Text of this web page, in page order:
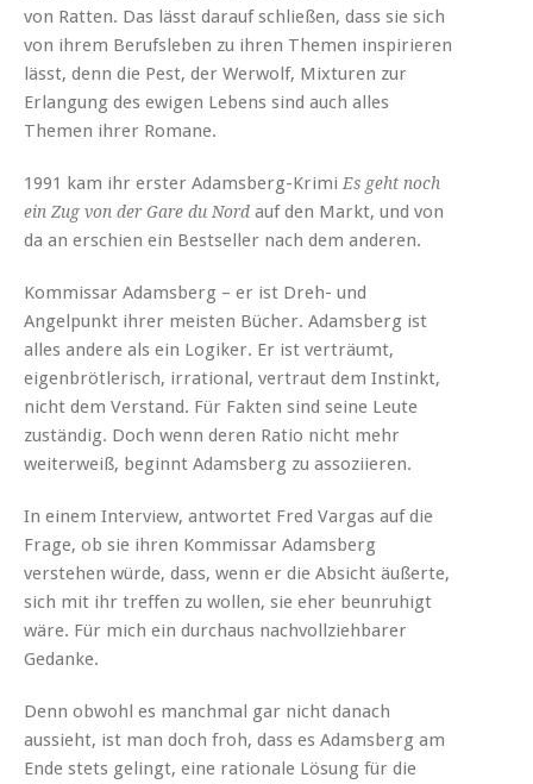
von Ratten. Das lässt darauf schließen, dass sie sich
von ihrem Berufsleben zu ihren Themen inspirieren
lässt, denn die Pest, der Werwolf, Mixturen zur
Erlangung des ewigen Lebens sind auch alles
Themen ihrer Romane.
1991 kam ihr erster Adamsberg-Krimi Es geht noch
ein Zug von der Gare du Nord auf den Markt, und von
da an erschien ein Bestseller nach dem anderen.
Kommissar Adamsberg – er ist Dreh- und
Angelpunkt ihrer meisten Bücher. Adamsberg ist
alles andere als ein Logiker. Er ist verträumt,
eigenbrötlerisch, irrational, vertraut dem Instinkt,
nicht dem Verstand. Für Fakten sind seine Leute
zuständig. Doch wenn deren Ratio nicht mehr
weiterweiß, beginnt Adamsberg zu assoziieren.
In einem Interview, antwortet Fred Vargas auf die
Frage, ob sie ihren Kommissar Adamsberg
verstehen würde, dass, wenn er die Absicht äußerte,
sich mit ihr treffen zu wollen, sie eher beunruhigt
wäre. Für mich ein durchaus nachvollziehbarer
Gedanke.
Denn obwohl es manchmal gar nicht danach
aussieht, ist man doch froh, dass es Adamsberg am
Ende stets gelingt, eine rationale Lösung für die